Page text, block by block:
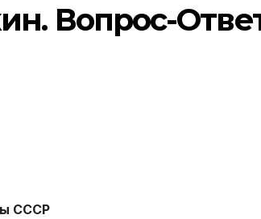
Вопрос-
СССР